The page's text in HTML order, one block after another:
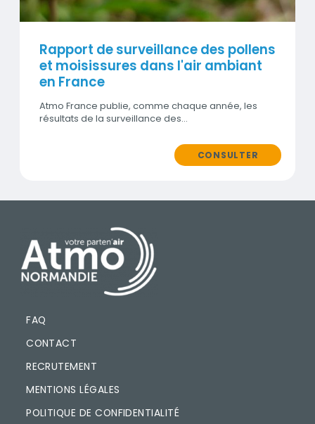
Rapport de surveillance des pollens
et moisissures dans l'air ambiant
en France
Atmo France publie, comme chaque année, les
résultats de la surveillance des…
CONSULTER
PIED DE PAGE
FAQ
CONTACT
RECRUTEMENT
MENTIONS LÉGALES
POLITIQUE DE CONFIDENTIALITÉ